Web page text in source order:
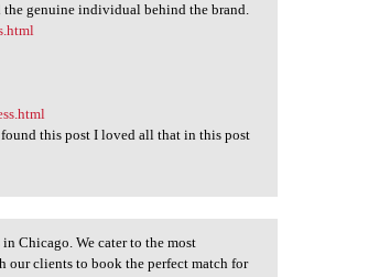
genuine individual behind the brand.
this post I loved all that in this post
Chicago. We cater to the most
our clients to book the perfect match for